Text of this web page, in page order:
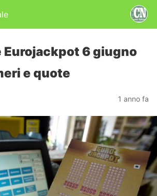
Eurojackpot 6 giugno
e quote
1 anno fa